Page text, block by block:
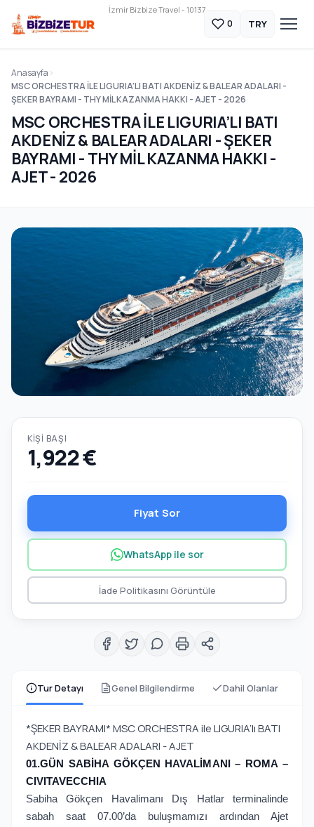
İzmir Bizbize Travel - 10137
0 TRY
Anasayfa
MSC ORCHESTRA İLE LIGURIA’LI BATI AKDENİZ & BALEAR ADALARI -
ŞEKER BAYRAMI - THY MİL KAZANMA HAKKI - AJET - 2026
MSC ORCHESTRA İLE LIGURIA’LI BATI
AKDENİZ & BALEAR ADALARI - ŞEKER
BAYRAMI - THY MİL KAZANMA HAKKI -
AJET - 2026
Tur Detayı Genel Bilgilendirme Dahil Olanlar
*ŞEKER BAYRAMI* MSC ORCHESTRA ile LIGURIA’lı BATI
AKDENİZ & BALEAR ADALARI - AJET
01.GÜN SABİHA GÖKÇEN HAVALİMANI – ROMA –
CIVITAVECCHIA
Sabiha Gökçen Havalimanı Dış Hatlar terminalinde
sabah saat 07.00’da buluşmamızı ardından Ajet
KIŞI BAŞI
1,922 €
Fiyat Sor
WhatsApp ile sor
İade Politikasını Görüntüle